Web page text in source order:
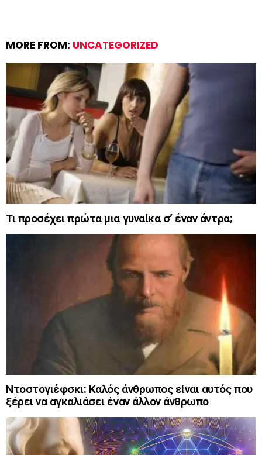
MORE FROM: UNCATEGORIZED
Τι προσέχει πρώτα μια γυναίκα σ’ έναν άντρα;
Ντοστογιέφσκι: Καλός άνθρωπος είναι αυτός που
ξέρει να αγκαλιάσει έναν άλλον άνθρωπο